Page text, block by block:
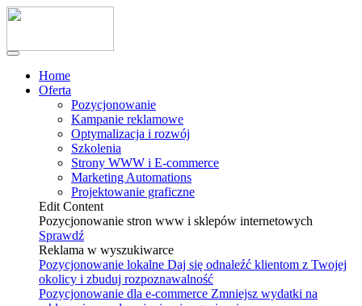
Home
Oferta
Pozycjonowanie
Kampanie reklamowe
Optymalizacja i rozwój
Szkolenia
Strony WWW i E-commerce
Marketing Automations
Projektowanie graficzne
Edit Content
Pozycjonowanie stron www i sklepów internetowych
Sprawdź
Reklama w wyszukiwarce
Pozycjonowanie lokalne Daj się odnaleźć klientom z Twojej
okolicy i zbuduj rozpoznawalność
Pozycjonowanie dla e-commerce Zmniejsz wydatki na